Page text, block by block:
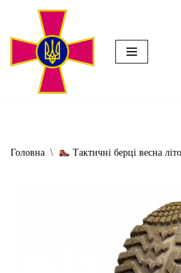
Перейти
Головна \ Тактичні берці весна